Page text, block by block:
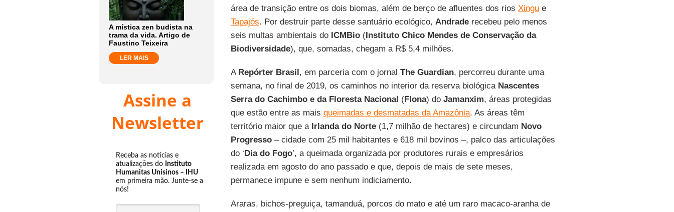
A mística zen budista na
trama da vida. Artigo de
Faustino Teixeira
LER MAIS
Assine a
Newsletter
Receba as notícias e
atualizações do Instituto
Humanitas Unisinos – IHU
em primeira mão. Junte-se a
nós!
área de transição entre os dois biomas, além de berço de afluentes dos rios Xingue
Tapajós. Por destruir parte desse santuário ecológico, Andraderecebeu pelo menos
seis multas ambientais do ICMBio(Instituto Chico Mendes de Conservação da
Biodiversidade), que, somadas, chegam a R$ 5,4 milhões.
A Repórter Brasil, em parceria com o jornal The Guardian, percorreu durante uma
semana, no final de 2019, os caminhos no interior da reserva biológica Nascentes
Serra do Cachimbo e da Floresta Nacional (Flona) do Jamanxim, áreas protegidas
que estão entre as mais queimadas e desmatadas da Amazônia. As áreas têm
território maior que a Irlanda do Norte(1,7 milhão de hectares) e circundam Novo
Progresso– cidade com 25 mil habitantes e 618 mil bovinos –, palco das articulações
do ‘Dia do Fogo’, a queimada organizada por produtores rurais e empresários
realizada em agosto do ano passado e que, depois de mais de sete meses,
permanece impune e sem nenhum indiciamento.
Araras, bichos-preguiça, tamanduá, porcos do mato e até um raro macaco-aranha de